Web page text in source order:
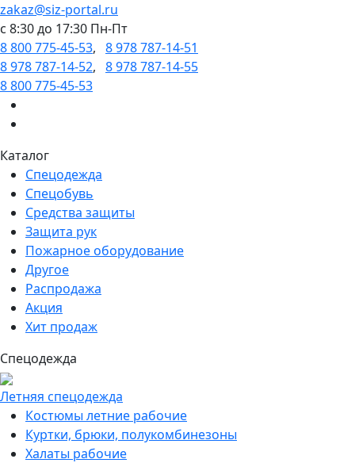
zakaz@siz-portal.ru
c 8:30 до 17:30 Пн-Пт
8 800 775-45-53, 8 978 787-14-51
8 978 787-14-52, 8 978 787-14-55
8 800 775-45-53
Каталог
Спецодежда
Спецобувь
Средства защиты
Защита рук
Пожарное оборудование
Другое
Распродажа
Акция
Хит продаж
Спецодежда
Летняя спецодежда
Костюмы летние рабочие
Куртки, брюки, полукомбинезоны
Халаты рабочие